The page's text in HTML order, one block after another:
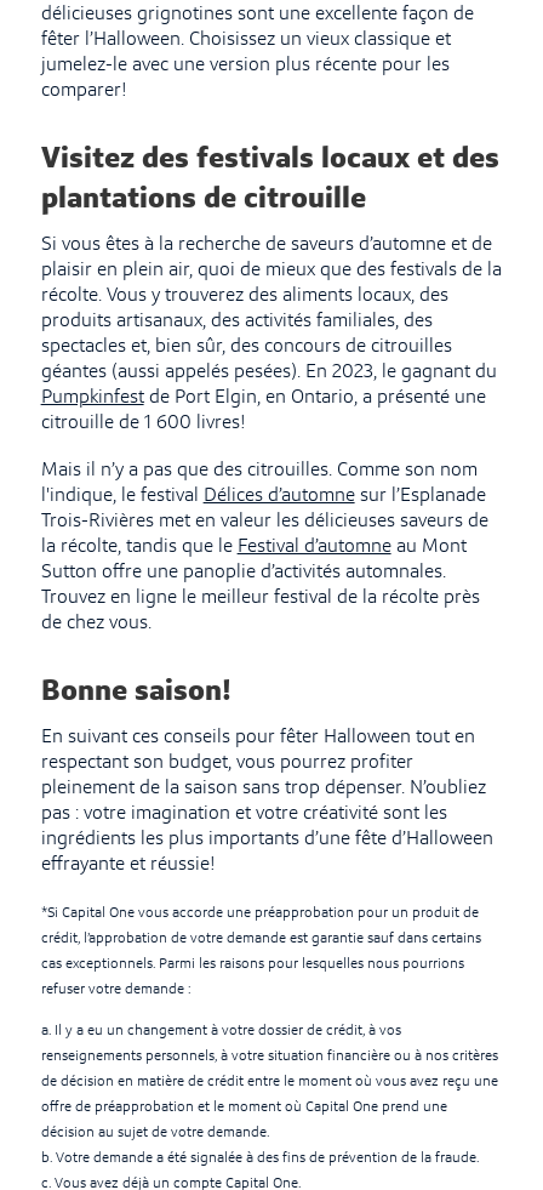
délicieuses grignotines sont une excellente façon de
fêter l’Halloween. Choisissez un vieux classique et
jumelez-le avec une version plus récente pour les
comparer!
Visitez des festivals locaux et des
plantations de citrouille
Si vous êtes à la recherche de saveurs d’automne et de
plaisir en plein air, quoi de mieux que des festivals de la
récolte. Vous y trouverez des aliments locaux, des
produits artisanaux, des activités familiales, des
spectacles et, bien sûr, des concours de citrouilles
géantes (aussi appelés pesées). En 2023, le gagnant du
Pumpkinfestde Port Elgin, en Ontario, a présenté une
citrouille de 1 600 livres!
Mais il n’y a pas que des citrouilles. Comme son nom
l'indique, le festival Délices d’automnesur l’Esplanade
Trois-Rivières met en valeur les délicieuses saveurs de
la récolte, tandis que le Festival d’automneau Mont
Sutton offre une panoplie d’activités automnales.
Trouvez en ligne le meilleur festival de la récolte près
de chez vous.
Bonne saison!
En suivant ces conseils pour fêter Halloween tout en
respectant son budget, vous pourrez profiter
pleinement de la saison sans trop dépenser. N’oubliez
pas : votre imagination et votre créativité sont les
ingrédients les plus importants d’une fête d’Halloween
effrayante et réussie!
*Si Capital One vous accorde une préapprobation pour un produit de
crédit, l’approbation de votre demande est garantie sauf dans certains
cas exceptionnels. Parmi les raisons pour lesquelles nous pourrions
refuser votre demande :
a. Il y a eu un changement à votre dossier de crédit, à vos
renseignements personnels, à votre situation financière ou à nos critères
de décision en matière de crédit entre le moment où vous avez reçu une
offre de préapprobation et le moment où Capital One prend une
décision au sujet de votre demande.
b. Votre demande a été signalée à des fins de prévention de la fraude.
c. Vous avez déjà un compte Capital One.